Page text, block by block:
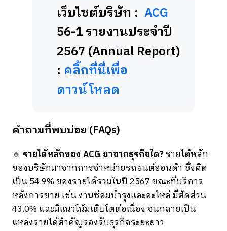
เว็บไซต์บริษัท : ACG
56-1 รายงานประจำปี
2567 (Annual Report)
: คลิ้กที่นี่เพื่อ
ดาวน์โหลด
คำถามที่พบบ่อย (FAQs)
🔹 รายได้หลักของ ACG มาจากธุรกิจใด?รายได้หลัก
ของบริษัทมาจากการจำหน่ายรถยนต์ฮอนด้า ซึ่งคิด
เป็น 54.9% ของรายได้รวมในปี 2567 ขณะที่บริการ
หลังการขาย เช่น งานซ่อมบำรุงและอะไหล่ มีสัดส่วน
43.0% และมีแนวโน้มเติบโตต่อเนื่อง จนกลายเป็น
แหล่งรายได้สำคัญรองรับธุรกิจระยะยาว